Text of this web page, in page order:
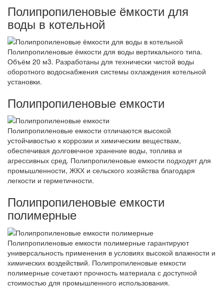
Полипропиленовые ёмкости для
воды в котельной
Полипропиленовые ёмкости для воды вертикального типа.
Объём 20 м3. Разработаны для технически чистой воды
оборотного водоснабжения системы охлаждения котельной
установки.
Полипропиленовые емкости
Полипропиленовые емкости отличаются высокой
устойчивостью к коррозии и химическим веществам,
обеспечивая долговечное хранение воды, топлива и
агрессивных сред. Полипропиленовые емкости подходят для
промышленности, ЖКХ и сельского хозяйства благодаря
легкости и герметичности.
Полипропиленовые емкости
полимерные
Полипропиленовые емкости полимерные гарантируют
универсальность применения в условиях высокой влажности и
химических воздействий. Полипропиленовые емкости
полимерные сочетают прочность материала с доступной
стоимостью для промышленного использования.